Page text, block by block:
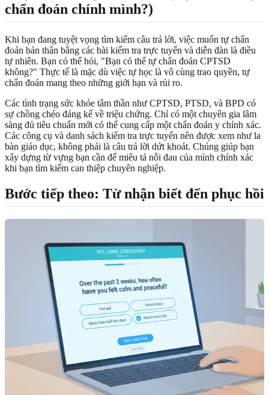
chẩn đoán chính mình?)
Khi bạn đang tuyệt vọng tìm kiếm câu trả lời, việc muốn tự chẩn
đoán bản thân bằng các bài kiểm tra trực tuyến và diễn đàn là điều
tự nhiên. Bạn có thể hỏi, "Bạn có thể tự chẩn đoán CPTSD
không?" Thực tế là mặc dù việc tự học là vô cùng trao quyền, tự
chẩn đoán mang theo những giới hạn và rủi ro.
Các tình trạng sức khỏe tâm thần như CPTSD, PTSD, và BPD có
sự chồng chéo đáng kể về triệu chứng. Chỉ có một chuyên gia lâm
sàng đủ tiêu chuẩn mới có thể cung cấp một chẩn đoán y chính xác.
Các công cụ và danh sách kiểm tra trực tuyến nên được xem như la
bàn giáo dục, không phải là câu trả lời dứt khoát. Chúng giúp bạn
xây dựng từ vựng bạn cần để miêu tả nỗi đau của mình chính xác
khi bạn tìm kiếm can thiệp chuyên nghiệp.
Bước tiếp theo: Từ nhận biết đến phục hồi